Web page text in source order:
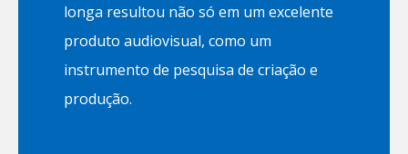
longa resultou não só em um excelente
produto audiovisual, como um
instrumento de pesquisa de criação e
produção.